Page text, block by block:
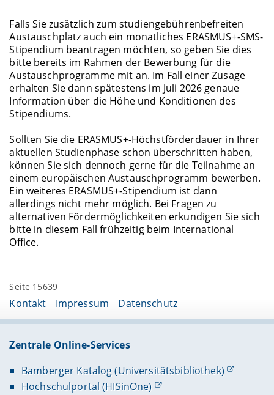
Falls Sie zusätzlich zum studiengebührenbefreiten
Austauschplatz auch ein monatliches ERASMUS+-SMS-
Stipendium beantragen möchten, so geben Sie dies
bitte bereits im Rahmen der Bewerbung für die
Austauschprogramme mit an. Im Fall einer Zusage
erhalten Sie dann spätestens im Juli 2026 genaue
Information über die Höhe und Konditionen des
Stipendiums.
Sollten Sie die ERASMUS+-Höchstförderdauer in Ihrer
aktuellen Studienphase schon überschritten haben,
können Sie sich dennoch gerne für die Teilnahme an
einem europäischen Austauschprogramm bewerben.
Ein weiteres ERASMUS+-Stipendium ist dann
allerdings nicht mehr möglich. Bei Fragen zu
alternativen Fördermöglichkeiten erkundigen Sie sich
bitte in diesem Fall frühzeitig beim International
Office.
Seite 15639
Kontakt Impressum Datenschutz
Zentrale Online-Services
Bamberger Katalog (Universitätsbibliothek)
Hochschulportal (HISinOne)